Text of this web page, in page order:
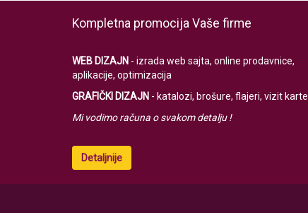
Kompletna promocija Vaše firme
WEB DIZAJN - izrada web sajta, online prodavnice,
aplikacije, optimizacija
GRAFIČKI DIZAJN - katalozi, brošure, flajeri, vizit karte
Mi vodimo računa o svakom detalju !
Detaljnije